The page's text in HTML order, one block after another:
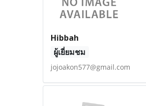
Hibbah
ผู้เยี่ยมชม
jojoakon577@gmail.com